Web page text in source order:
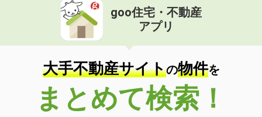
goo住宅・不動産
アプリ
大手不動産サイトの物件を
まとめて検索！